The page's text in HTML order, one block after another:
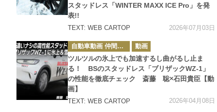
スタッドレス「WINTER MAXX ICE Pro」を発
表!!
TEXT: WEB CARTOP 2026年07月03日
カ
テ
ゴ
リ
ー
自動車動画 仲間とクルマのおかげです 動画
ツルツルの氷上でも加速するし曲がるし止ま
る！ BSのスタッドレス「ブリザックWZ-1」
の性能を徹底チェック 斎藤 聡×石田貴臣【動
画】
TEXT: WEB CARTOP 2026年04月08日